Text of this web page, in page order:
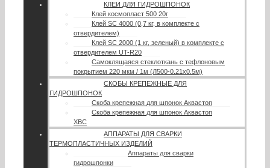
КЛЕИ ДЛЯ ГИДРОШПОНОК
Клей космопласт 500 20г
Клей SC 4000 (0,7 кг, в комплекте с
отвердителем)
Клей SC 2000 (1 кг, зеленый) в комплекте с
отвердителем UT-R20
Самоклящаяся стеклоткань с тефлоновым
покрытием 220 мкм / 1м (Л500-0.21х0.5м)
СКОБЫ КРЕПЕЖНЫЕ ДЛЯ
ГИДРОШПОНОК
Скоба крепежная для шпонок Аквастоп
Скоба крепежная для шпонок Аквастоп
ХВС
АППАРАТЫ ДЛЯ СВАРКИ
ТЕРМОПЛАСТИЧНЫХ ИЗДЕЛИЙ
Аппараты для сварки
гидрошпонки